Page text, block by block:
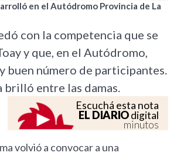
en el Autódromo Provincia de La
con la competencia que se
y que, en el Autódromo,
buen número de participantes.
brilló entre las damas.
Escuchá esta nota
EL DIARIOdigital
minutos
volvió a convocar a una